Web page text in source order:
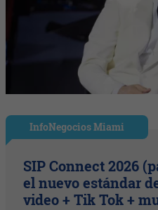
InfoNegocios Miami
SIP Connect 2026
el nuevo estándar
video + Tik Tok +